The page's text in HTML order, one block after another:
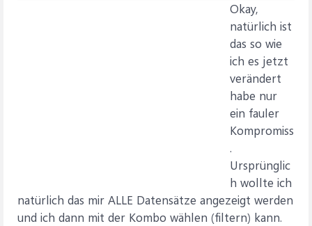
Okay,
natürlich ist
das so wie
ich es jetzt
verändert
habe nur
ein fauler
Kompromiss
.
Ursprünglic
h wollte ich
natürlich das mir ALLE Datensätze angezeigt werden
und ich dann mit der Kombo wählen (filtern) kann.